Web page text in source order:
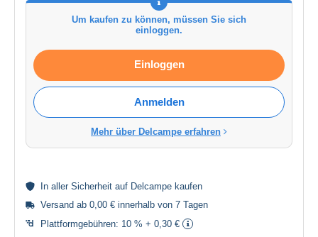
Um kaufen zu können, müssen Sie sich
einloggen.
Einloggen
Anmelden
Mehr über Delcampe erfahren
In aller Sicherheit auf Delcampe kaufen
Versand ab 0,00 € innerhalb von 7 Tagen
Plattformgebühren: 10 % + 0,30 €